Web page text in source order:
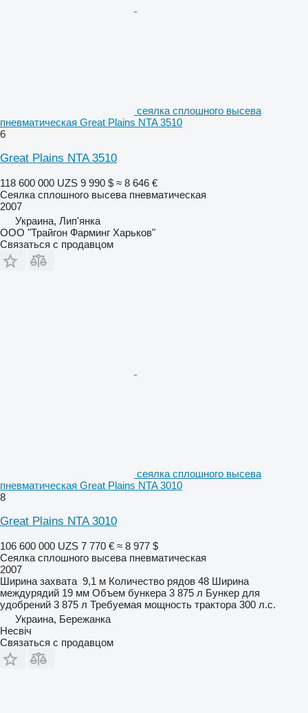
сеялка сплошного высева
пневматическая Great Plains NTA 3510
6
Great Plains NTA 3510
118 600 000 UZS 9 990 $ ≈ 8 646 €
Сеялка сплошного высева пневматическая
2007
Украина, Лип'янка
ООО "Трайгон Фарминг Харьков"
Связаться с продавцом
сеялка сплошного высева
пневматическая Great Plains NTA 3010
8
Great Plains NTA 3010
106 600 000 UZS 7 770 € ≈ 8 977 $
Сеялка сплошного высева пневматическая
2007
Ширина захвата 9,1 м Количество рядов 48 Ширина
междурядий 19 мм Объем бункера 3 875 л Бункер для
удобрений 3 875 л Требуемая мощность трактора 300 л.с.
Украина, Бережанка
Несвіч
Связаться с продавцом